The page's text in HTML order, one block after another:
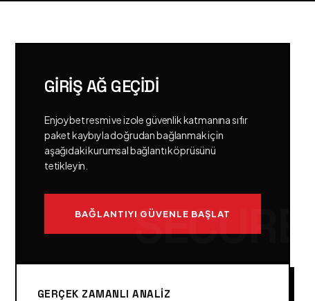
GIRIŞ AĞ GEÇIDI
Enjoybet resmi ve izole güvenlik katmanına sıfır
paket kaybıyla doğrudan bağlanmak için
aşağıdaki kurumsal bağlantı köprüsünü
tetikleyin.
BAĞLANTIYI GÜVENLE BAŞLAT
GERÇEK ZAMANLI ANALIZ